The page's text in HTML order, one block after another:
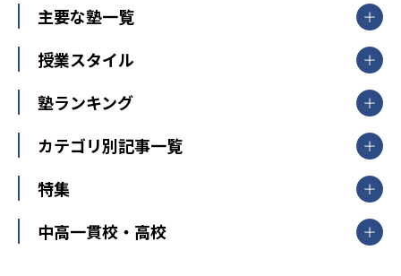
北海道・東北
山形県
福島県
関東
東京都
神奈川県
茨城県
栃木県
群馬県
新潟県
中部
愛知県
静岡県
長野県
主要な塾一覧
【掲載塾一覧を見る】
東京個別指導学院
明光義塾
個別教室のトライ
武田塾
授業スタイル
個別指導
オンライン指導
塾ランキング
中学受験ランキング
カテゴリ別記事一覧
中学受験
大学受験
特集
開成番長直伝！子どもの受験を成功させる方法
中高一貫校・高校